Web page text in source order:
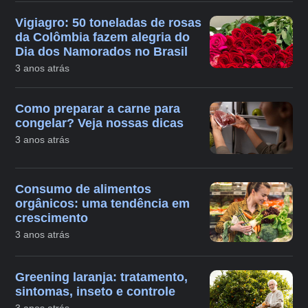
Vigiagro: 50 toneladas de rosas
da Colômbia fazem alegria do
Dia dos Namorados no Brasil
3 anos atrás
Como preparar a carne para
congelar? Veja nossas dicas
3 anos atrás
Consumo de alimentos
orgânicos: uma tendência em
crescimento
3 anos atrás
Greening laranja: tratamento,
sintomas, inseto e controle